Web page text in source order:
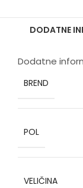
DODATNE
Dodatne
BREND
POL
VELIČINA